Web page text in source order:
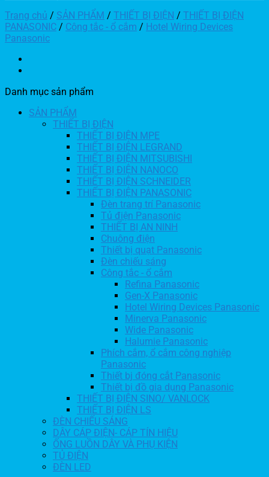
Trang chủ / SẢN PHẨM / THIẾT BỊ ĐIỆN / THIẾT BỊ ĐIỆN
PANASONIC / Công tắc - ổ cắm / Hotel Wiring Devices
Panasonic
Danh mục sản phẩm
SẢN PHẨM
THIẾT BỊ ĐIỆN
THIẾT BỊ ĐIỆN MPE
THIẾT BỊ ĐIỆN LEGRAND
THIẾT BỊ ĐIỆN MITSUBISHI
THIẾT BỊ ĐIỆN NANOCO
THIẾT BỊ ĐIỆN SCHNEIDER
THIẾT BỊ ĐIỆN PANASONIC
Đèn trang trí Panasonic
Tủ điện Panasonic
THIẾT BỊ AN NINH
Chuông điện
Thiết bị quạt Panasonic
Đèn chiếu sáng
Công tắc - ổ cắm
Refina Panasonic
Gen-X Panasonic
Hotel Wiring Devices Panasonic
Minerva Panasonic
Wide Panasonic
Halumie Panasonic
Phích cắm, ổ cắm công nghiệp
Panasonic
Thiết bj đóng cắt Panasonic
Thiết bị đồ gia dụng Panasonic
THIẾT BỊ ĐIỆN SINO/ VANLOCK
THIẾT BỊ ĐIỆN LS
ĐÈN CHIẾU SÁNG
DÂY CÁP ĐIỆN- CÁP TÍN HIỆU
ỐNG LUỒN DÂY VÀ PHỤ KIỆN
TỦ ĐIỆN
ĐÈN LED